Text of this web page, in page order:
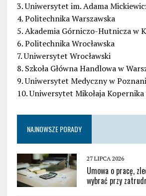
3. Uniwersytet im. Adama
4. Politechnika Warszawska
5. Akademia Górniczo-Hutnicza w
6. Politechnika Wrocławska
7. Uniwersytet Wrocławski
8. Szkoła Główna Handlowa w
9. Uniwersytet Medyczny w
10. Uniwersytet Mikołaja
NAJNOWSZE PORADY
27 LIPCA 2026
Umowa o pracę,
wybrać przy